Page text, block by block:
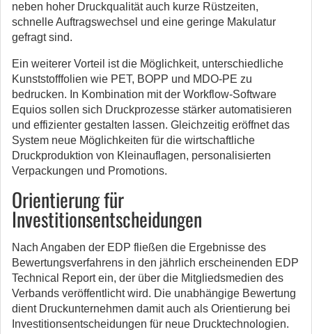
neben hoher Druckqualität auch kurze Rüstzeiten,
schnelle Auftragswechsel und eine geringe Makulatur
gefragt sind.
Ein weiterer Vorteil ist die Möglichkeit, unterschiedliche
Kunststofffolien wie PET, BOPP und MDO-PE zu
bedrucken. In Kombination mit der Workflow-Software
Equios sollen sich Druckprozesse stärker automatisieren
und effizienter gestalten lassen. Gleichzeitig eröffnet das
System neue Möglichkeiten für die wirtschaftliche
Druckproduktion von Kleinauflagen, personalisierten
Verpackungen und Promotions.
Orientierung für
Investitionsentscheidungen
Nach Angaben der EDP fließen die Ergebnisse des
Bewertungsverfahrens in den jährlich erscheinenden EDP
Technical Report ein, der über die Mitgliedsmedien des
Verbands veröffentlicht wird. Die unabhängige Bewertung
dient Druckunternehmen damit auch als Orientierung bei
Investitionsentscheidungen für neue Drucktechnologien.